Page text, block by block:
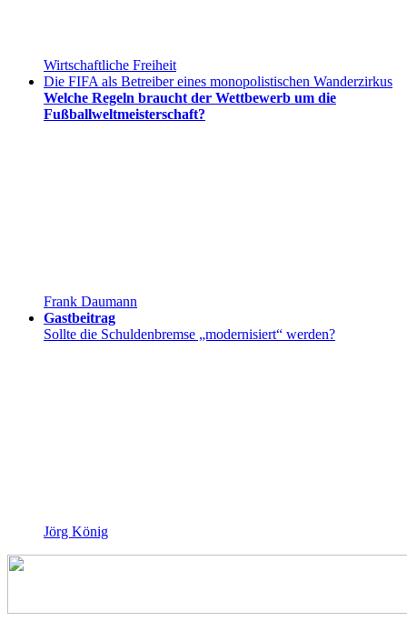
Wirtschaftliche Freiheit
Die FIFA als Betreiber eines monopolistischen Wanderzirkus
Welche Regeln braucht der Wettbewerb um die
Fußballweltmeisterschaft?
Frank Daumann
Gastbeitrag
Sollte die Schuldenbremse „modernisiert“ werden?
Jörg König